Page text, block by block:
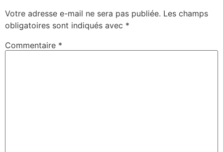
Votre adresse e-mail ne sera pas publiée. Les champs
obligatoires sont indiqués avec *
Commentaire *